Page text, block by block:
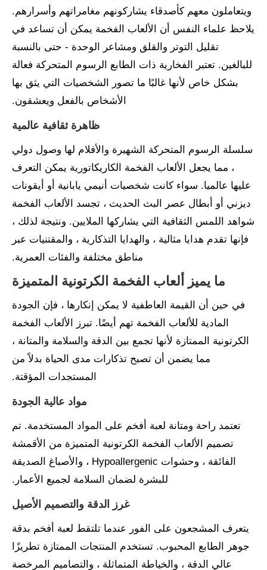
ويتعاملون معهم كأصدقاء يشاركونهم مغامراتهم وأسرارهم.
يلاحظ علماء النفس أن الألعاب الفخمة يمكن أن تساعد في
تقليل التوتر والقلق ومشاعر الوحدة - حتى بالنسبة
للبالغين. تعتبر الفخارية ذات الطابع الرسوم المتحركة فعالة
بشكل خاص لأنها غالبًا ما تصور الشخصيات التي يثق بها
الأشخاص بالفعل ويعشقون.
ظاهرة ثقافية عالمية
سلسلة الرسوم المتحركة الشهيرة والأفلام لها وصول دولي
، مما يجعل الألعاب الفخمة الكاريكاتورية يمكن التعرف
عليها عالميا. سواء كانت شخصيات أنيمي يابانية أو أيقونات
ديزني أو أبطال عصر البث الحديث ، تجسد الألعاب الفخمة
شواهد اللمس الثقافية التي يشاركها الملايين. ونتيجة لذلك ،
فإنها تقدم هدايا مثالية ، والهدايا التذكارية ، والمقتنيات عبر
مناطق مختلفة والفئات العمرية.
ما يميز ألعاب الفخمة الكرتونية المتميزة
في حين أن القيمة العاطفية لا يمكن إنكارها ، فإن الجودة
المادية للألعاب الفخمة تهم أيضًا. تبرز الألعاب الفخمة
الكرتونية الممتازة لأنها تجمع بين الدقة والسلامة والمتانة ،
مما يضمن أن تصبح تذكارات مدى الحياة بدلاً من
المستجدات المؤقتة.
مواد عالية الجودة
تعتمد راحة ومتانة لعبة أفخم على المواد المستخدمة. تم
تصميم الألعاب الفخمة الكرتونية المتميزة من الأقمشة
الفائقة ، وحشوات Hypoallergenic ، والأصباغ الصديقة
للبشرة لضمان السلامة لجميع الأعمار.
غرز الدقة والتصميم الأصيل
يتعرف المشجعون على الفور عندما تلتقط لعبة أفخم بدقة
جوهر الطابع المحبوب. تستخدم المنتجات الممتازة تطريزًا
عالي الدقة ، والخياطة المتماثلة ، والتصاميم المرخصة